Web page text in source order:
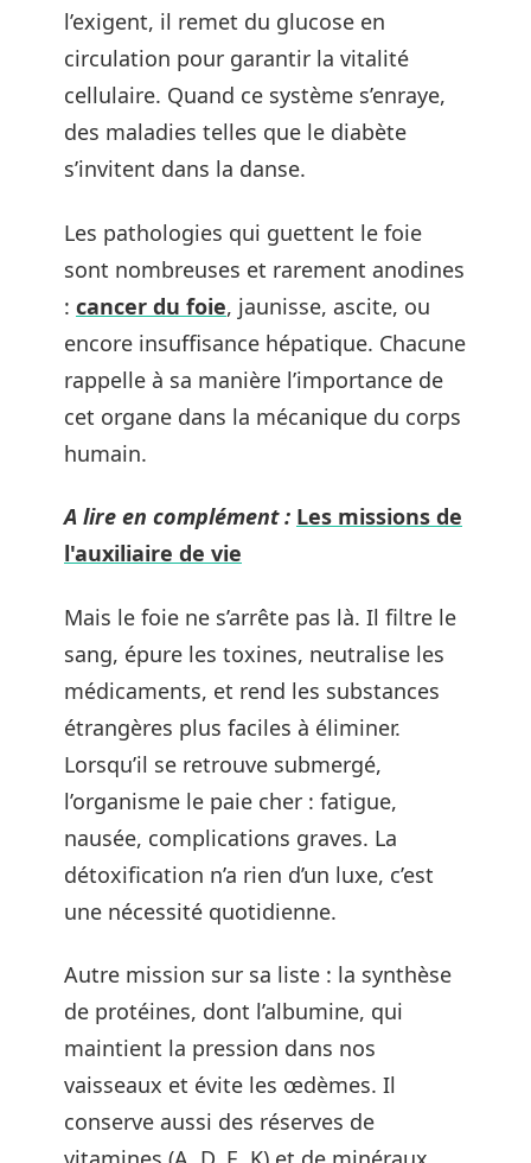
l’exigent, il remet du glucose en
circulation pour garantir la vitalité
cellulaire. Quand ce système s’enraye,
des maladies telles que le diabète
s’invitent dans la danse.
Les pathologies qui guettent le foie
sont nombreuses et rarement anodines
: cancer du foie, jaunisse, ascite, ou
encore insuffisance hépatique. Chacune
rappelle à sa manière l’importance de
cet organe dans la mécanique du corps
humain.
A lire en complément : Les missions de
l'auxiliaire de vie
Mais le foie ne s’arrête pas là. Il filtre le
sang, épure les toxines, neutralise les
médicaments, et rend les substances
étrangères plus faciles à éliminer.
Lorsqu’il se retrouve submergé,
l’organisme le paie cher : fatigue,
nausée, complications graves. La
détoxification n’a rien d’un luxe, c’est
une nécessité quotidienne.
Autre mission sur sa liste : la synthèse
de protéines, dont l’albumine, qui
maintient la pression dans nos
vaisseaux et évite les œdèmes. Il
conserve aussi des réserves de